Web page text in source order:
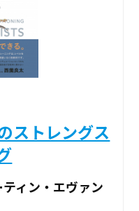
ストレングス
ィン・エヴァン